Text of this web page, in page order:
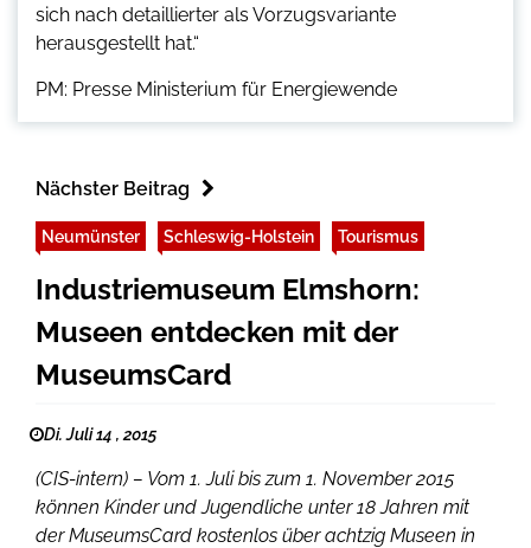
sich nach detaillierter als Vorzugsvariante
herausgestellt hat.“
PM: Presse Ministerium für Energiewende
Nächster Beitrag
Neumünster Schleswig-Holstein Tourismus
Industriemuseum Elmshorn:
Museen entdecken mit der
MuseumsCard
Di. Juli 14 , 2015
(CIS-intern) – Vom 1. Juli bis zum 1. November 2015
können Kinder und Jugendliche unter 18 Jahren mit
der MuseumsCard kostenlos über achtzig Museen in